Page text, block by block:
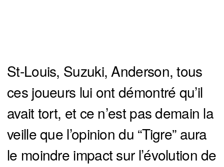
St-Louis, Suzuki, Anderson, tous
ces joueurs lui ont démontré qu’il
avait tort, et ce n’est pas demain la
veille que l’opinion du “Tigre” aura
le moindre impact sur l’évolution de